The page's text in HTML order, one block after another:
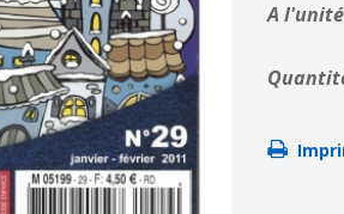
A l'unité